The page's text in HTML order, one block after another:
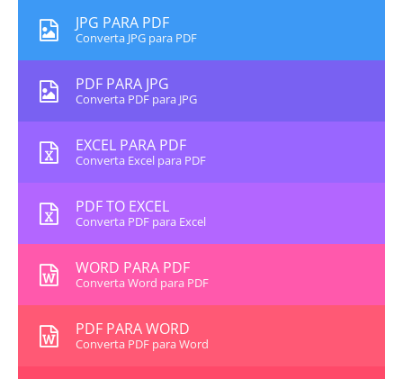
JPG PARA PDF
Converta JPG para PDF
PDF PARA JPG
Converta PDF para JPG
EXCEL PARA PDF
Converta Excel para PDF
PDF TO EXCEL
Converta PDF para Excel
WORD PARA PDF
Converta Word para PDF
PDF PARA WORD
Converta PDF para Word